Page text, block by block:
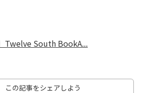
Twelve South BookA...
この記事をシェアしよう